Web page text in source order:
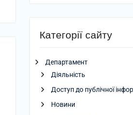
Категорії сайту
Департамент
Діяльність
Доступ до публічної
Новини